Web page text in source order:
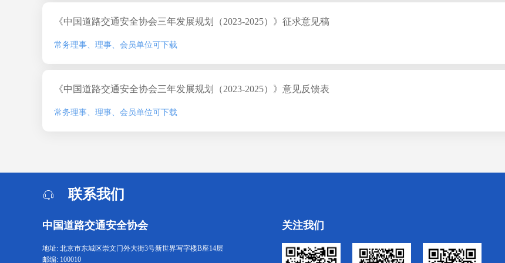
《中国道路交通安全协会三年发展规划（2023-2025）》征求意见稿
常务理事、理事、会员单位可下载
《中国道路交通安全协会三年发展规划（2023-2025）》意见反馈表
常务理事、理事、会员单位可下载
联系我们
中国道路交通安全协会
地址: 北京市东城区崇文门外大街3号新世界写字楼B座14层
邮编: 100010
关注我们